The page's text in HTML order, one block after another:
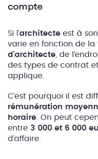
compte
Si l’architecte est à
varie en fonction de la
d’architecte , de
des types de contrat
applique.
C’est pourquoi il est
rémunération
horaire . On peut
entre 3 000 et 6 000
d’affaire.